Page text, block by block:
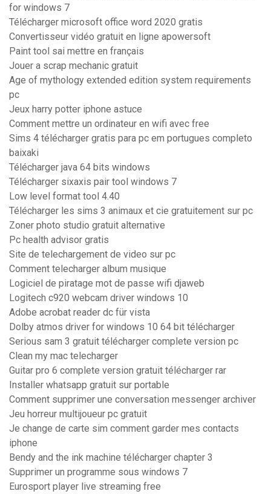
for windows 7
Télécharger microsoft office word 2020 gratis
Convertisseur vidéo gratuit en ligne apowersoft
Paint tool sai mettre en français
Jouer a scrap mechanic gratuit
Age of mythology extended edition system requirements
pc
Jeux harry potter iphone astuce
Comment mettre un ordinateur en wifi avec free
Sims 4 télécharger gratis para pc em portugues completo
baixaki
Télécharger java 64 bits windows
Télécharger sixaxis pair tool windows 7
Low level format tool 4.40
Télécharger les sims 3 animaux et cie gratuitement sur pc
Zoner photo studio gratuit alternative
Pc health advisor gratis
Site de telechargement de video sur pc
Comment telecharger album musique
Logiciel de piratage mot de passe wifi djaweb
Logitech c920 webcam driver windows 10
Adobe acrobat reader dc für vista
Dolby atmos driver for windows 10 64 bit télécharger
Serious sam 3 gratuit télécharger complete version pc
Clean my mac telecharger
Guitar pro 6 complete version gratuit télécharger rar
Installer whatsapp gratuit sur portable
Comment supprimer une conversation messenger archiver
Jeu horreur multijoueur pc gratuit
Je change de carte sim comment garder mes contacts
iphone
Bendy and the ink machine télécharger chapter 3
Supprimer un programme sous windows 7
Eurosport player live streaming free